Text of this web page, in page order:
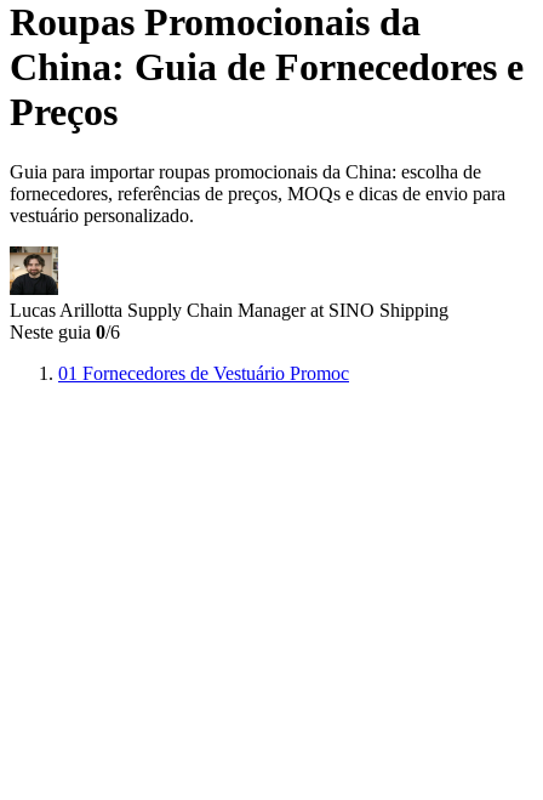
Roupas Promocionais da
China: Guia de Fornecedores e
Preços
Guia para importar roupas promocionais da China: escolha de
fornecedores, referências de preços, MOQs e dicas de envio para
vestuário personalizado.
Lucas Arillotta Supply Chain Manager at SINO Shipping
Neste guia 0/6
01 Fornecedores de Vestuário Promoc